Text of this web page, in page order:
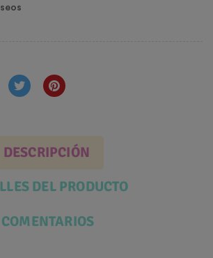
DESCRIPCIÓN
DEL PRODUCTO
COMENTARIOS